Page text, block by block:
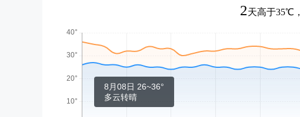
2天高于35℃，
8月08日 26~36°
多云转晴